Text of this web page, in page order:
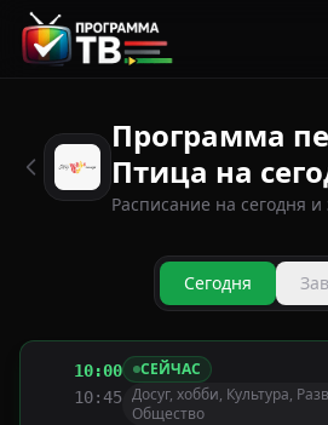
Программа
Птица на
Расписание на сегодня и
Сегодня
10:00
10:45
СЕЙЧАС
Досуг, хобби, Культура,
Общество